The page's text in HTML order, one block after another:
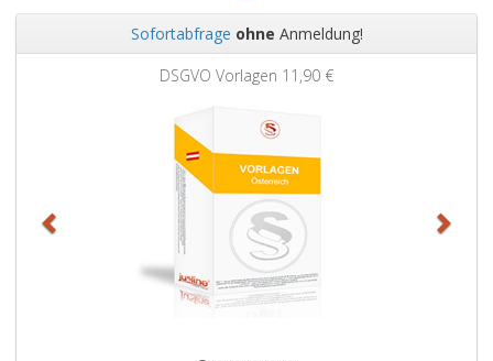
Sofortabfrage ohne Anmeldung!
DSGVO Vorlagen 11,90 €